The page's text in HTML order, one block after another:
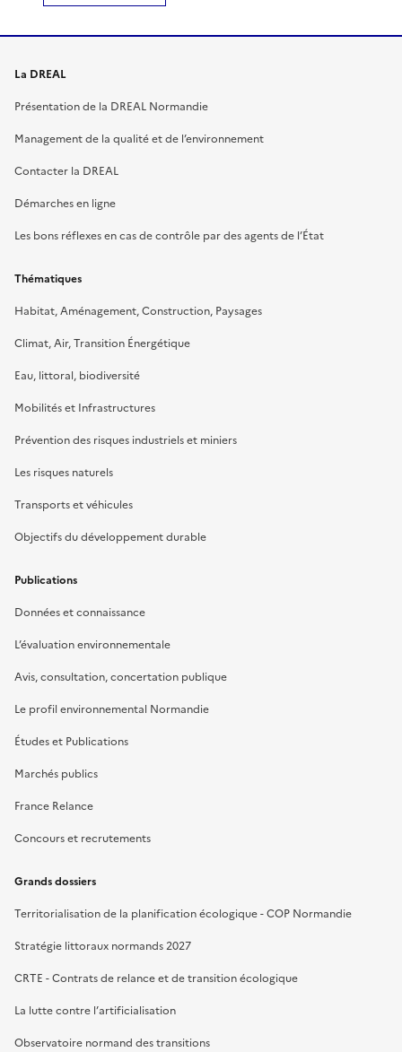
La DREAL
Présentation de la DREAL Normandie
Management de la qualité et de l’environnement
Contacter la DREAL
Démarches en ligne
Les bons réflexes en cas de contrôle par des agents de l’État
Thématiques
Habitat, Aménagement, Construction, Paysages
Climat, Air, Transition Énergétique
Eau, littoral, biodiversité
Mobilités et Infrastructures
Prévention des risques industriels et miniers
Les risques naturels
Transports et véhicules
Objectifs du développement durable
Publications
Données et connaissance
L’évaluation environnementale
Avis, consultation, concertation publique
Le profil environnemental Normandie
Études et Publications
Marchés publics
France Relance
Concours et recrutements
Grands dossiers
Territorialisation de la planification écologique - COP Normandie
Stratégie littoraux normands 2027
CRTE - Contrats de relance et de transition écologique
La lutte contre l’artificialisation
Observatoire normand des transitions